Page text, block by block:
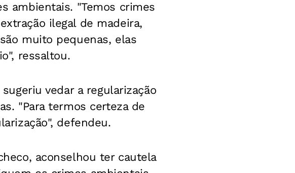
ambientais. "Temos crimes
ilegal de madeira,
muito pequenas, elas
ressaltou.
vedar a regularização
"Para termos certeza de
defendeu.
aconselhou ter cautela